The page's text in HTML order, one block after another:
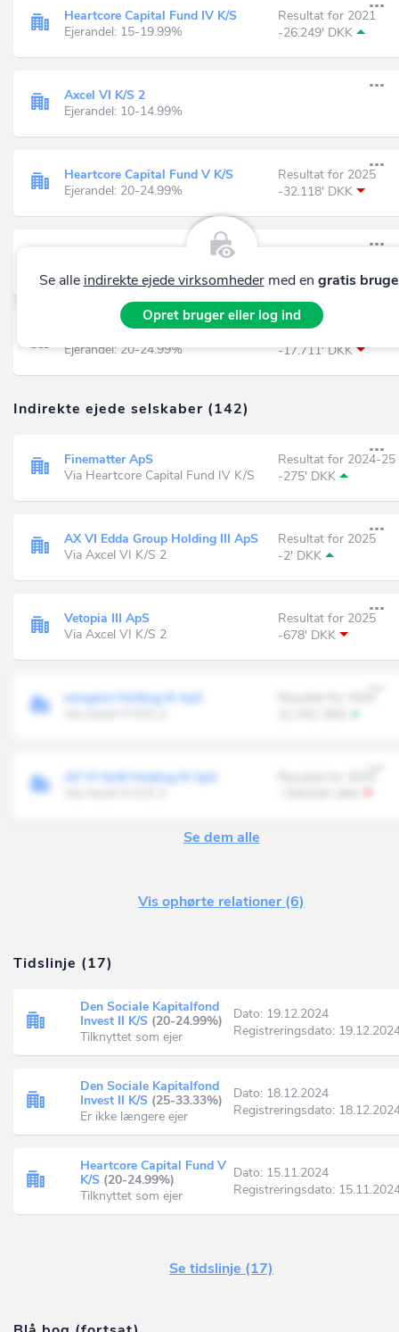
Heartcore Capital Fund IV K/S
Ejerandel: 15-19.99%
Resultat for 2021
-26.249' DKK
Axcel VI K/S 2
Ejerandel: 10-14.99%
Heartcore Capital Fund V K/S
Ejerandel: 20-24.99%
Resultat for 2025
-32.118' DKK
Den Sociale Kapitalfond Invest II K/S
Ejerandel: 20-24.99%
Resultat for 2025
-17.711' DKK
Indirekte ejede selskaber (142)
Finematter ApS
Via Heartcore Capital Fund IV K/S
Resultat for 2024-25
-275' DKK
AX VI Edda Group Holding III ApS
Via Axcel VI K/S 2
Resultat for 2025
-2' DKK
Vetopia III ApS
Via Axcel VI K/S 2
Resultat for 2025
-678' DKK
emagine Holding III ApS
AX VI itm8 Holding III ApS
Se alle indirekte ejede virksomhedermed en gratis
Opret bruger eller log ind
Se dem alle
Vis ophørte relationer (6)
Tidslinje (17)
Den Sociale Kapitalfond
Invest II K/S (20-24.99%)
Tilknyttet som ejer
Dato: 19.12.2024
Registreringsdato:
Den Sociale Kapitalfond
Invest II K/S (25-33.33%)
Er ikke længere ejer
Dato: 18.12.2024
Registreringsdato:
Heartcore Capital Fund V
K/S (20-24.99%)
Tilknyttet som ejer
Dato: 15.11.2024
Registreringsdato:
Se tidslinje (17)